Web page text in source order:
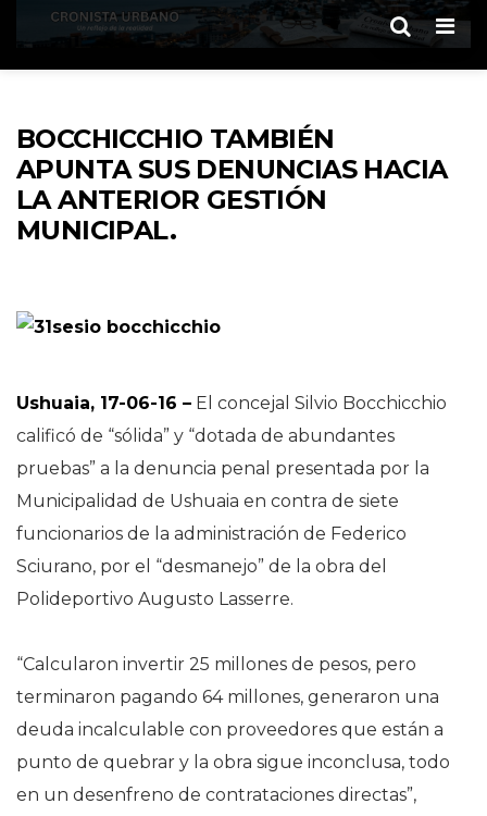
BOCCHICCHIO TAMBIÉN
APUNTA SUS DENUNCIAS HACIA
LA ANTERIOR GESTIÓN
MUNICIPAL.
Ushuaia, 17-06-16 – El concejal Silvio Bocchicchio
calificó de “sólida” y “dotada de abundantes
pruebas” a la denuncia penal presentada por la
Municipalidad de Ushuaia en contra de siete
funcionarios de la administración de Federico
Sciurano, por el “desmanejo” de la obra del
Polideportivo Augusto Lasserre.
“Calcularon invertir 25 millones de pesos, pero
terminaron pagando 64 millones, generaron una
deuda incalculable con proveedores que están a
punto de quebrar y la obra sigue inconclusa, todo
en un desenfreno de contrataciones directas”,